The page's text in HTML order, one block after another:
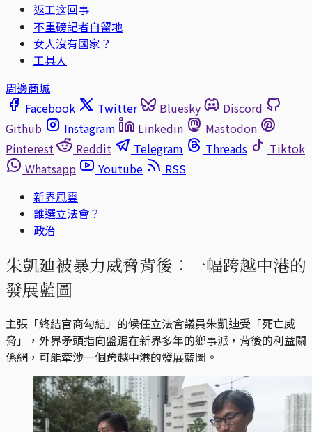
返工这回事
不重磅記者自留地
女人沒有國家？
工具人
周邊商城
Facebook
Twitter Bluesky
Discord
Github
Instagram Linkedin
Mastodon
Pinterest
Reddit Telegram Threads
Tiktok
Whatsapp
Youtube
RSS
新界風雲
誰選立法會？
政治
朱凱廸被暴力威脅背後︰一幅跨越中港的
發展藍圖
主張「終結官商勾結」的候任立法會議員朱凱迪受「死亡威
脅」，外界矛頭指向盤踞在新界多年的鄉事派，背後的利益關
係網，可能牽涉一個跨越中港的發展藍圖。